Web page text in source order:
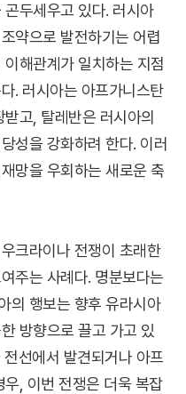
두세우고 있다. 러시아
약으로 발전하기는 어렵
해관계가 일치하는 지점
. 러시아는 아프가니스탄
고, 탈레반은 러시아의
성을 강화하려 한다. 이러
망을 우회하는 새로운 축
크라이나 전쟁이 초래한
주는 사례다. 명분보다는
의 행보는 향후 유라시아
방향으로 끌고 가고 있
선에서 발견되거나 아프
, 이번 전쟁은 더욱 복잡